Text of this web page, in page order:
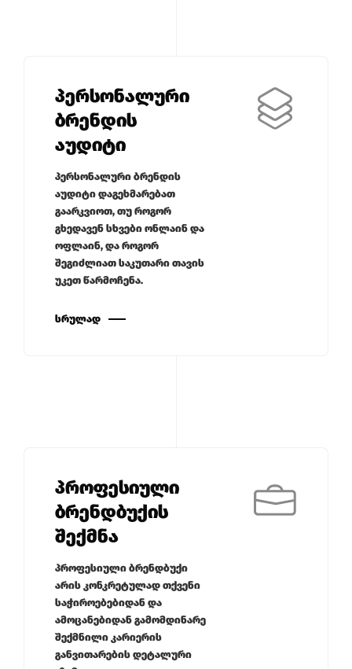
პერსონალური
ბრენდის
აუდიტი
პერსონალური ბრენდის
აუდიტი დაგეხმარებათ
გაარკვიოთ, თუ როგორ
გხედავენ სხვები ონლაინ და
ოფლაინ, და როგორ
შეგიძლიათ საკუთარი თავის
უკეთ წარმოჩენა.
ᲡᲠᲣᲚᲐᲓ
პროფესიული
ბრენდბუქის
შექმნა
პროფესიული ბრენდბუქი
არის კონკრეტულად თქვენი
საჭიროებებიდან და
ამოცანებიდან გამომდინარე
შექმნილი კარიერის
განვითარების დეტალური